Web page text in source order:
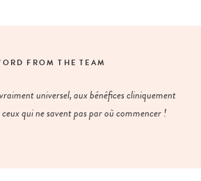
FROM THE TEAM
universel, aux bénéfices cliniquement
qui ne savent pas par où commencer !